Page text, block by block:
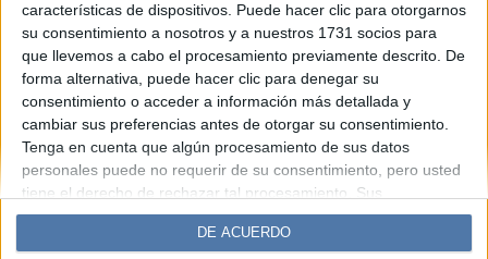
características de dispositivos. Puede hacer clic para otorgarnos
su consentimiento a nosotros y a nuestros 1731 socios para
que llevemos a cabo el procesamiento previamente descrito. De
forma alternativa, puede hacer clic para denegar su
consentimiento o acceder a información más detallada y
cambiar sus preferencias antes de otorgar su consentimiento.
Tenga en cuenta que algún procesamiento de sus datos
personales puede no requerir de su consentimiento, pero usted
tiene el derecho de rechazar tal procesamiento. Sus
preferencias se aplicarán solo a este sitio web. Puede cambiar
sus preferencias o retirar su consentimiento en cualquier
DE ACUERDO
Diario Perfil Caras Noticias
Fortuna
Hombre
Weekend Parabrisas
Supercampo
Lunateen